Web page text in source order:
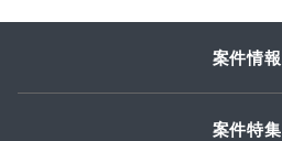
案件情報
案件特集